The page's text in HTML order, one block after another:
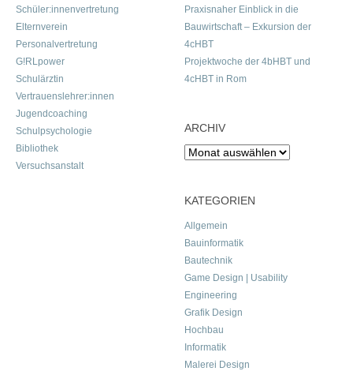
Schüler:innenvertretung
Elternverein
Personalvertretung
G!RLpower
Schulärztin
Vertrauenslehrer:innen
Jugendcoaching
Schulpsychologie
Bibliothek
Versuchsanstalt
Praxisnaher Einblick in die
Bauwirtschaft – Exkursion der
4cHBT
Projektwoche der 4bHBT und
4cHBT in Rom
ARCHIV
Archiv
KATEGORIEN
Allgemein
Bauinformatik
Bautechnik
Game Design | Usability
Engineering
Grafik Design
Hochbau
Informatik
Malerei Design